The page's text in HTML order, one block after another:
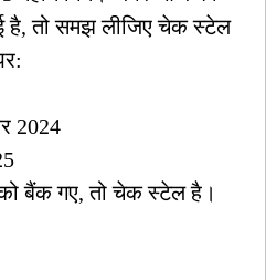
तो समझ लीजिए चेक स्टेल
2024
बैंक गए, तो चेक स्टेल है।